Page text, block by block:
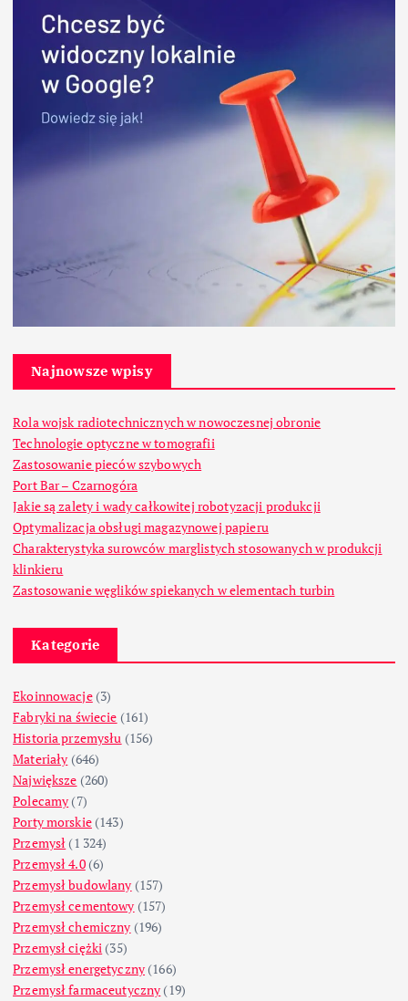
Najnowsze wpisy
Rola wojsk radiotechnicznych w nowoczesnej obronie
Technologie optyczne w tomografii
Zastosowanie pieców szybowych
Port Bar – Czarnogóra
Jakie są zalety i wady całkowitej robotyzacji produkcji
Optymalizacja obsługi magazynowej papieru
Charakterystyka surowców marglistych stosowanych w produkcji
klinkieru
Zastosowanie węglików spiekanych w elementach turbin
Kategorie
Ekoinnowacje(3)
Fabryki na świecie (161)
Historia przemysłu (156)
Materiały (646)
Największe (260)
Polecamy (7)
Porty morskie(143)
Przemysł (1 324)
Przemysł 4.0(6)
Przemysł budowlany (157)
Przemysł cementowy (157)
Przemysł chemiczny (196)
Przemysł ciężki (35)
Przemysł energetyczny (166)
Przemysł farmaceutyczny (19)